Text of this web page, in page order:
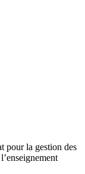
pour la gestion des